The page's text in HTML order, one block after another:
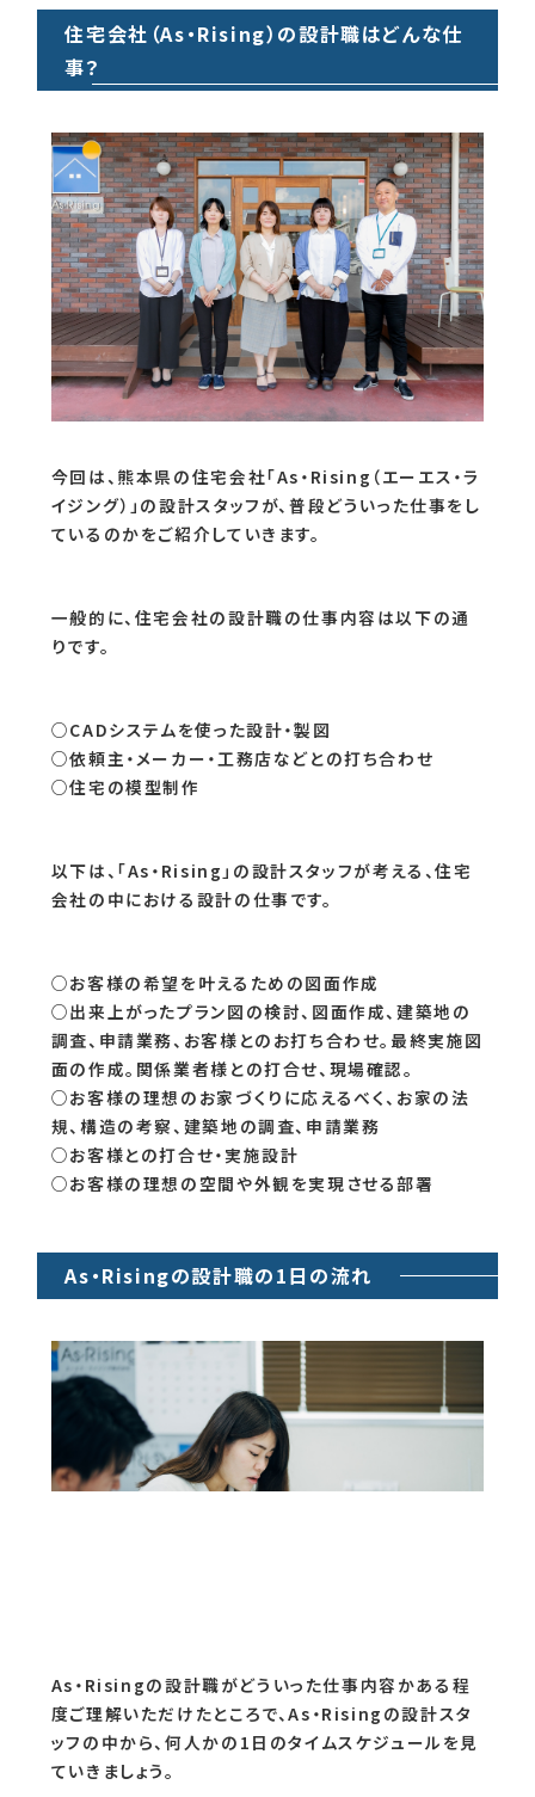
住宅会社（As・Rising）の設計職はどんな仕
事？
今回は、熊本県の住宅会社「As・Rising（エーエス・ラ
イジング）」の設計スタッフが、普段どういった仕事をし
ているのかをご紹介していきます。
一般的に、住宅会社の設計職の仕事内容は以下の通
りです。
○CADシステムを使った設計・製図
○依頼主・メーカー・工務店などとの打ち合わせ
○住宅の模型制作
以下は、「As・Rising」の設計スタッフが考える、住宅
会社の中における設計の仕事です。
○お客様の希望を叶えるための図面作成
○出来上がったプラン図の検討、図面作成、建築地の
調査、申請業務、お客様とのお打ち合わせ。最終実施図
面の作成。関係業者様との打合せ、現場確認。
○お客様の理想のお家づくりに応えるべく、お家の法
規、構造の考察、建築地の調査、申請業務
○お客様との打合せ・実施設計
○お客様の理想の空間や外観を実現させる部署
As・Risingの設計職の1日の流れ
As・Risingの設計職がどういった仕事内容かある程
度ご理解いただけたところで、As・Risingの設計スタ
ッフの中から、何人かの1日のタイムスケジュールを見
ていきましょう。